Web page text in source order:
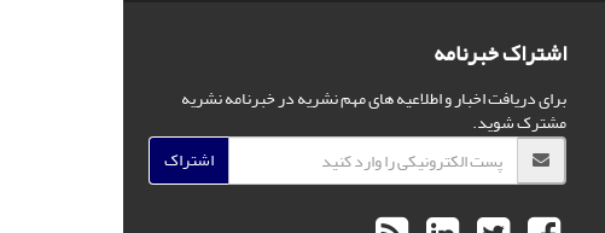
اشتراک خبرنامه
برای دریافت اخبار و اطلاعیه های مهم نشریه در خبرنامه نشریه
مشترک شوید.
اشتراک